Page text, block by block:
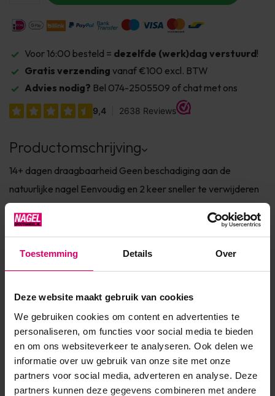
Toestemming Details Over
Deze website maakt gebruik van cookies
We gebruiken cookies om content en advertenties te
personaliseren, om functies voor social media te bieden
en om ons websiteverkeer te analyseren. Ook delen we
informatie over uw gebruik van onze site met onze
partners voor social media, adverteren en analyse. Deze
partners kunnen deze gegevens combineren met andere
Voor 16:00 besteld = dezelfde (werk)dag verstuurd!
Gratis verzending vanaf €100 excl. BTW
Advies nodig? Bel 074-2505509 of chat met ons
Productomschrijving
14+ dagen draagbaarheid Geen beschadiging aan de
natuurlijke nagel Eenvoudig en 2 keer sneller te verwijderen
fashionkleuren Info SHELLAC™ is dé innovatie van CND™.
markt! Het systeem bestaat uit een Base Coat, Co...
Product specificaties
EAN 639370924946